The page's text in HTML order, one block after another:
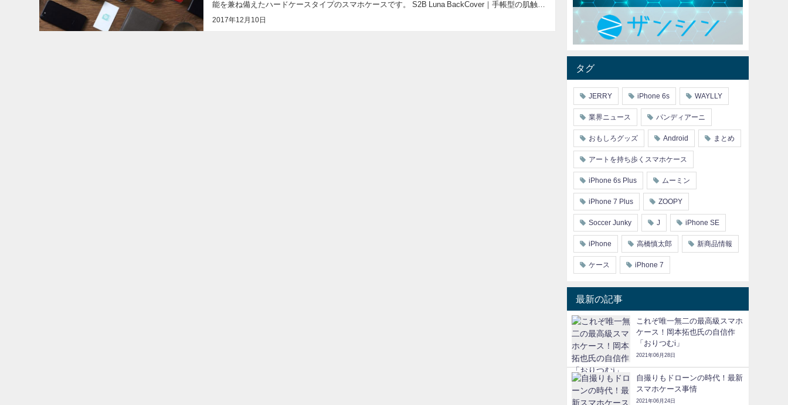
2017年12月10日
能を兼ね備えたハードケースタイプのスマホケースです。 S2B Luna BackCover｜手帳型の肌触り
を再現した非手帳...
タグ
JERRY iPhone 6s WAYLLY
業界ニュース パンディアーニ
おもしろグッズ Android まとめ
アートを持ち歩くスマホケース
iPhone 6s Plus ムーミン
iPhone 7 Plus ZOOPY
Soccer Junky J iPhone SE
iPhone 高橋慎太郎 新商品情報
ケース iPhone 7
最新の記事
これぞ唯一無二の最高級スマホ
ケース！岡本拓也氏の自信作
「おりつむi」
2021年06月28日
自撮りもドローンの時代！最新
スマホケース事情
2021年06月24日